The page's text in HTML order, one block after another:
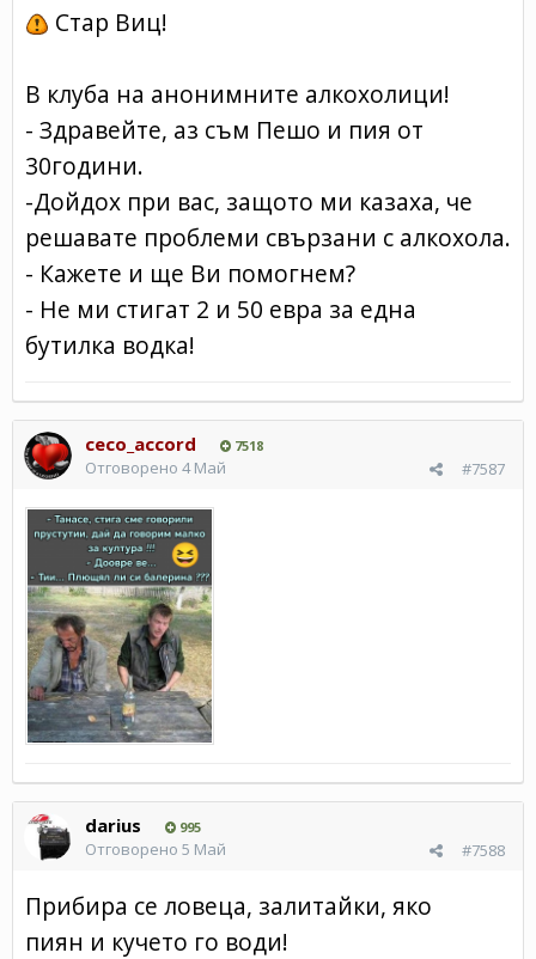
Стар Виц!
В клуба на анонимните алкохолици!
- Здравейте, аз съм Пешо и пия от
30години.
-Дойдох при вас, защото ми казаха, че
решавате проблеми свързани с алкохола.
- Кажете и ще Ви помогнем?
- Не ми стигат 2 и 50 евра за една
бутилка водка!
ceco_accord 7518
#7587
Отговорено 4 Май
darius 995
#7588
Отговорено 5 Май
Прибира се ловеца, залитайки, яко
пиян и кучето го води!